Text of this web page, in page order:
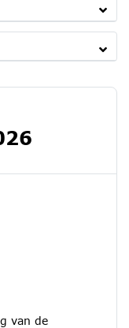
van de